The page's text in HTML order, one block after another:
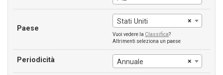
Paese
×
Stati Uniti
Vuoi vedere la Classifica?
Altrimenti seleziona un paese
Periodicità ×
Annuale